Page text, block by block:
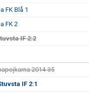
FK Blå 1
FK 2
IF 2:2
2014-35
IF 2:1